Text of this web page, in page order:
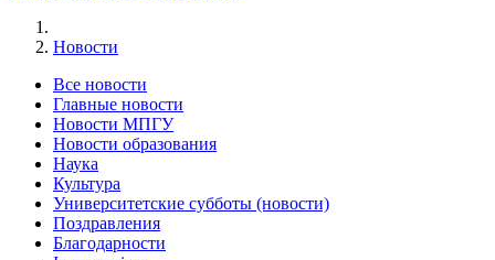
Новости
Все новости
Главные новости
Новости МПГУ
Новости образования
Наука
Культура
Университетские субботы (новости)
Поздравления
Благодарности